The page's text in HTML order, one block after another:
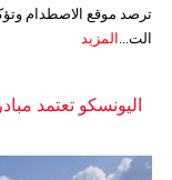
ترصد موقع الاصطدام
الت...
المزيد
اليونسكو تعتمد